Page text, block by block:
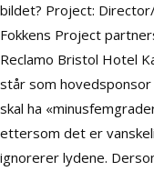
bildet? Project:
Fokkens Project
Reclamo Bristol Hotel
står som
skal ha
ettersom det er
ignorerer lydene.